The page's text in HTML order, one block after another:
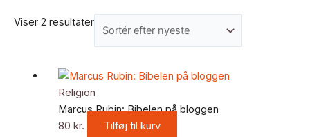
Viser 2 resultater
Religion
Marcus Rubin: Bibelen på bloggen
80 kr. Tilføj til kurv